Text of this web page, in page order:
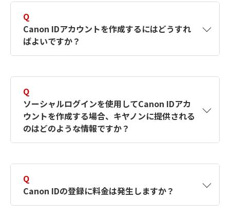
Q
Canon IDアカウントを作成するにはどうすれ
ばよいですか？
す。詳しい作成方法は【カメラ】Canon IDとは
何ですか？Canon IDの作成方法は？をご確認く
ださい。
Q
ソーシャルログインを使用してCanon IDアカ
ウントを作成する場合、キヤノンに提供される
のはどのような情報ですか？
択したサービスから取得します。アカウントを
簡単に作成できるように、この情報を使用して
Canon IDの登録フォームを入力します。
Q
Canon IDの登録に料金は発生しますか？